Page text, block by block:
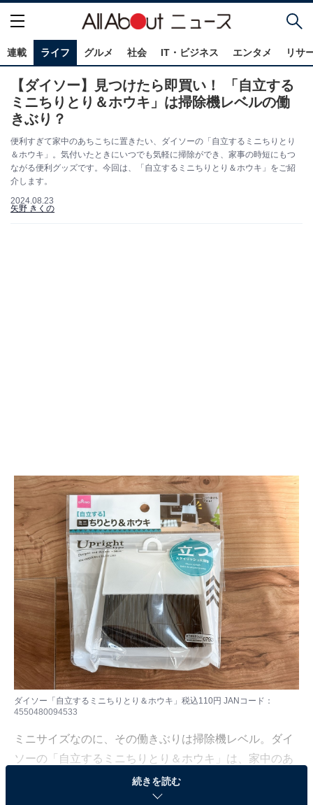
連載 ライフ グルメ 社会 IT・ビジネス エンタメ リサ
【ダイソー】見つけたら即買い！ 「自立する
ミニちりとり＆ホウキ」は掃除機レベルの働
きぶり？
便利すぎて家中のあちこちに置きたい、ダイソーの「自立するミニちりとり
＆ホウキ」。気付いたときにいつでも気軽に掃除ができ、家事の時短にもつ
ながる便利グッズです。今回は、「自立するミニちりとり＆ホウキ」をご紹
介します。
2024.08.23
矢野 きくの
ダイソー「自立するミニちりとり＆ホウキ」税込110円 JANコード：
4550480094533
ミニサイズなのに、その働きぶりは掃除機レベル。ダイ
ソーの「自立するミニちりとり＆ホウキ」は、家中のあ
ちこちに置いておきたい便利グッズです。オンラインス
トアでは「売り切れ」（本記事執筆時点）となっている
続きを読む